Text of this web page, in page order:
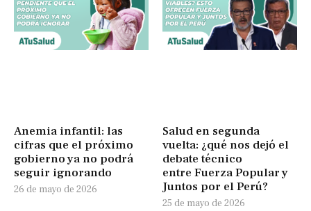
Anemia infantil: las
cifras que el próximo
gobierno ya no podrá
seguir ignorando
26 de mayo de 2026
Salud en segunda
vuelta: ¿qué nos dejó el
debate técnico
entre Fuerza Popular y
Juntos por el Perú?
25 de mayo de 2026